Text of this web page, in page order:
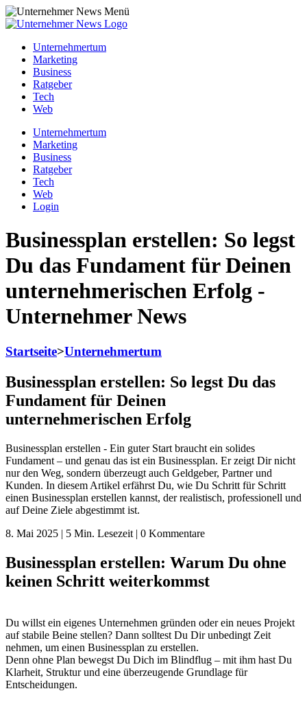
Unternehmertum
Marketing
Business
Ratgeber
Tech
Web
Unternehmertum
Marketing
Business
Ratgeber
Tech
Web
Login
Businessplan erstellen: So legst
Du das Fundament für Deinen
unternehmerischen Erfolg -
Unternehmer News
Startseite>Unternehmertum
Businessplan erstellen: So legst Du das
Fundament für Deinen
unternehmerischen Erfolg
Businessplan erstellen - Ein guter Start braucht ein solides
Fundament – und genau das ist ein Businessplan. Er zeigt Dir nicht
nur den Weg, sondern überzeugt auch Geldgeber, Partner und
Kunden. In diesem Artikel erfährst Du, wie Du Schritt für Schritt
einen Businessplan erstellen kannst, der realistisch, professionell und
auf Deine Ziele abgestimmt ist.
8. Mai 2025 | 5 Min. Lesezeit | 0 Kommentare
Businessplan erstellen: Warum Du ohne
keinen Schritt weiterkommst
Du willst ein eigenes Unternehmen gründen oder ein neues Projekt
auf stabile Beine stellen? Dann solltest Du Dir unbedingt Zeit
nehmen, um einen Businessplan zu erstellen.
Denn ohne Plan bewegst Du Dich im Blindflug – mit ihm hast Du
Klarheit, Struktur und eine überzeugende Grundlage für
Entscheidungen.